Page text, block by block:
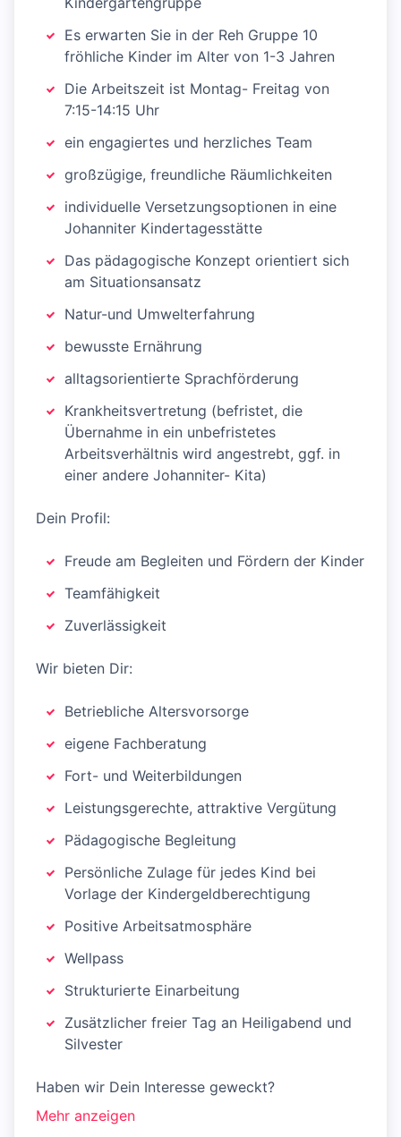
Es erwarten Sie in der Reh Gruppe 10
fröhliche Kinder im Alter von 1-3 Jahren
Die Arbeitszeit ist Montag- Freitag von
7:15-14:15 Uhr
ein engagiertes und herzliches Team
großzügige, freundliche Räumlichkeiten
individuelle Versetzungsoptionen in eine
Johanniter Kindertagesstätte
Das pädagogische Konzept orientiert sich
am Situationsansatz
Natur-und Umwelterfahrung
bewusste Ernährung
alltagsorientierte Sprachförderung
Krankheitsvertretung (befristet, die
Übernahme in ein unbefristetes
Arbeitsverhältnis wird angestrebt, ggf. in
einer andere Johanniter- Kita)
Dein Profil:
Freude am Begleiten und Fördern der Kinder
Teamfähigkeit
Zuverlässigkeit
Wir bieten Dir:
Betriebliche Altersvorsorge
eigene Fachberatung
Fort- und Weiterbildungen
Leistungsgerechte, attraktive Vergütung
Pädagogische Begleitung
Persönliche Zulage für jedes Kind bei
Vorlage der Kindergeldberechtigung
Positive Arbeitsatmosphäre
Wellpass
Strukturierte Einarbeitung
Zusätzlicher freier Tag an Heiligabend und
Silvester
Haben wir Dein Interesse geweckt?
Mehr anzeigen